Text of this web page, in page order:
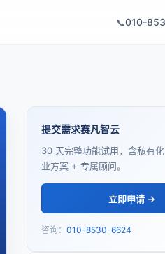
010-
提交需求赛凡智云
30 天完整功能试用，含私有
业方案 + 专属顾问。
立即申请 →
咨询： 010-8530-6624